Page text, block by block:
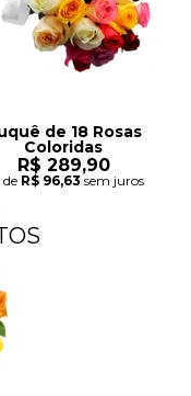
de 18 Rosas
Coloridas
R$ 289,90
de R$ 96,63 sem juros